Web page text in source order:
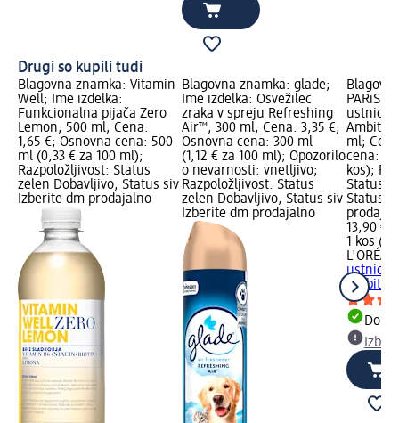
Drugi so kupili tudi
Blagovna znamka: Vitamin
Well; Ime izdelka:
Funkcionalna pijača Zero
Lemon, 500 ml; Cena:
1,65 €; Osnovna cena: 500
ml (0,33 € za 100 ml);
Razpoložljivost: Status
zelen Dobavljivo, Status siv
Izberite dm prodajalno
Blagovna znamka: glade;
Ime izdelka: Osvežilec
zraka v spreju Refreshing
Air™, 300 ml; Cena: 3,35 €;
Osnovna cena: 300 ml
(1,12 € za 100 ml); Opozorilo
o nevarnosti: vnetljivo;
Razpoložljivost: Status
zelen Dobavljivo, Status siv
Izberite dm prodajalno
PARiS;
ustnice
ml;
cena: 1
kos);
Status
Status
13,90 €
1 kos
L'ORÉAL
ustnice